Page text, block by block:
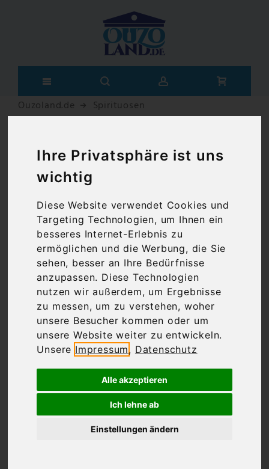
Ihre Privatsphäre ist uns
wichtig
Diese Website verwendet Cookies und
Targeting Technologien, um Ihnen ein
besseres Internet-Erlebnis zu
ermöglichen und die Werbung, die Sie
sehen, besser an Ihre Bedürfnisse
anzupassen. Diese Technologien
nutzen wir außerdem, um Ergebnisse
zu messen, um zu verstehen, woher
unsere Besucher kommen oder um
unsere Website weiter zu entwickeln.
Unsere Impressum, Datenschutz
Alle akzeptieren
Ich lehne ab
Einstellungen ändern
Ouzoland.de Spirituosen
Spirituosen kaufen –
Ouzo, Tsipouro,
Metaxa & mehr
Traditionelle Destillate aus
Griechenland entdecken